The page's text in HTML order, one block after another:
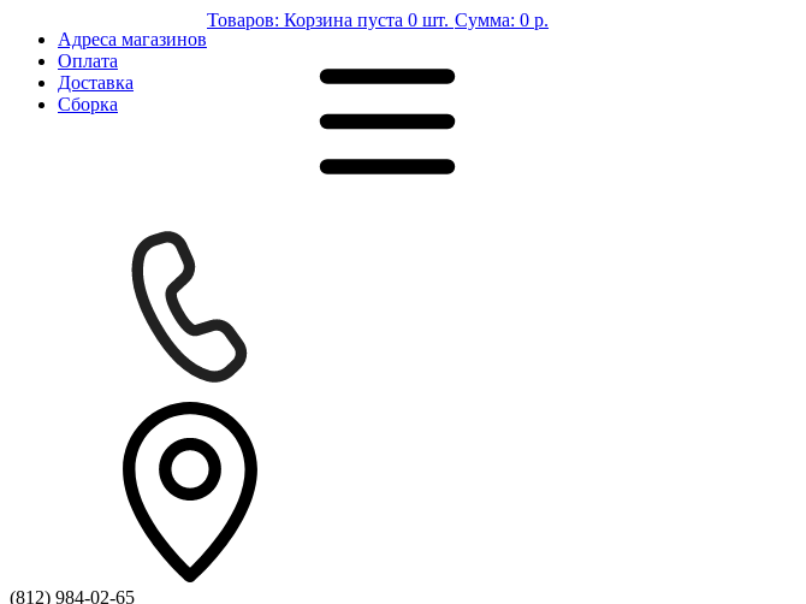
Адреса магазинов
Оплата
Доставка
Сборка
Товаров: Корзина пуста 0 шт. Сумма: 0 р.
(812) 984-02-65